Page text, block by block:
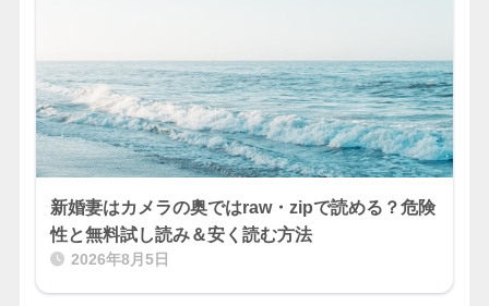
新婚妻はカメラの奥ではraw・zipで読める？危険
性と無料試し読み＆安く読む方法
2026年8月5日